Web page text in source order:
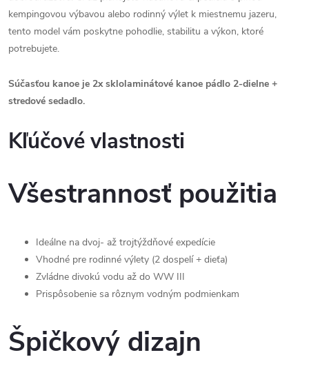
kempingovou výbavou alebo rodinný výlet k miestnemu jazeru,
tento model vám poskytne pohodlie, stabilitu a výkon, ktoré
potrebujete.
Súčasťou kanoe je 2x sklolaminátové kanoe pádlo 2-dielne +
stredové sedadlo.
Kľúčové vlastnosti
Všestrannosť použitia
Ideálne na dvoj- až trojtýždňové expedície
Vhodné pre rodinné výlety (2 dospelí + dieťa)
Zvládne divokú vodu až do WW III
Prispôsobenie sa rôznym vodným podmienkam
Špičkový dizajn